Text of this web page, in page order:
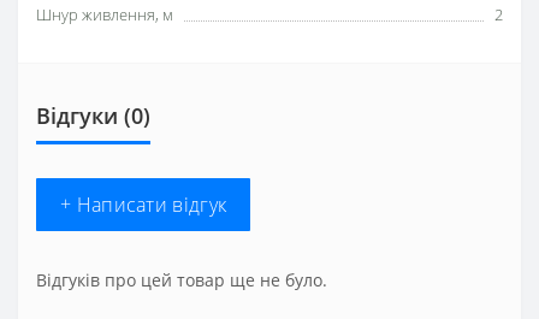
Шнур живлення, м
2
Відгуки (0)
+ Написати відгук
Відгуків про цей товар ще не було.